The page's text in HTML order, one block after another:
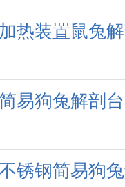
热装置鼠兔
易狗兔解剖
锈钢简易狗